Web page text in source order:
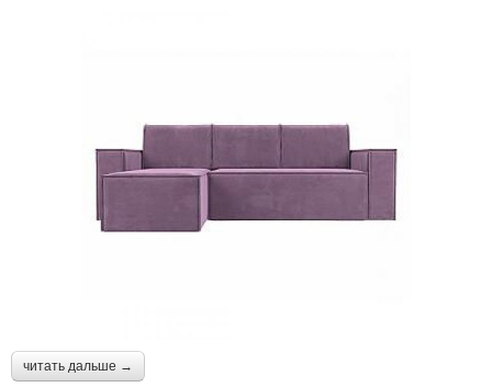
читать дальше →